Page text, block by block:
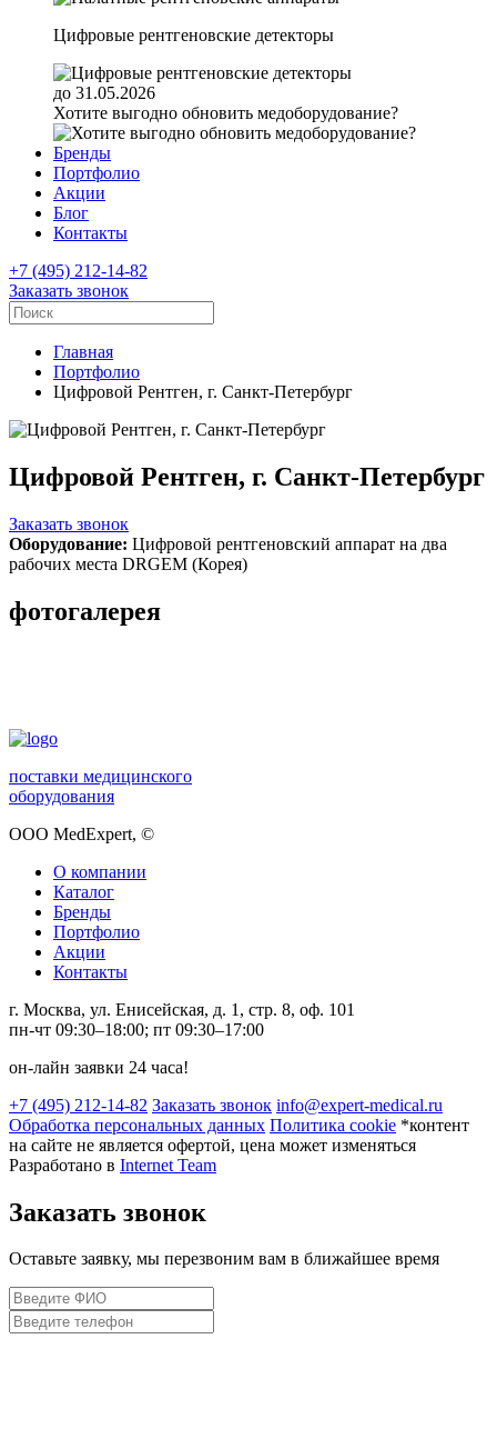
Цифровые рентгеновские детекторы
до 31.05.2026
Хотите выгодно обновить медоборудование?
Бренды
Портфолио
Акции
Блог
Контакты
+7 (495) 212-14-82
Заказать звонок
Главная
Портфолио
Цифровой Рентген, г. Санкт-Петербург
Цифровой Рентген, г. Санкт-Петербург
Заказать звонок
Оборудование: Цифровой рентгеновский аппарат на два
рабочих места DRGEM (Корея)
фотогалерея
поставки медицинского
оборудования
ООО MedExpert, ©
О компании
Каталог
Бренды
Портфолио
Акции
Контакты
г. Москва, ул. Енисейская, д. 1, стр. 8, оф. 101
пн-чт 09:30–18:00; пт 09:30–17:00
он-лайн заявки 24 часа!
+7 (495) 212-14-82 Заказать звонок info@expert-medical.ru
Обработка персональных данных Политика cookie *контент
на сайте не является офертой, цена может изменяться
Разработано в Internet Team
Заказать звонок
Оставьте заявку, мы перезвоним вам в ближайшее время